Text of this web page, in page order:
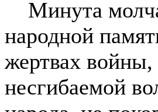
Минута
народной
жертвах
несгибаемой